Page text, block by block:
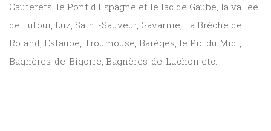
Cauterets, le Pont d'Espagne et le lac de Gaube, la vallée
de Lutour, Luz, Saint-Sauveur, Gavarnie, La Brèche de
Roland, Estaubé, Troumouse, Barèges, le Pic du Midi,
Bagnères-de-Bigorre, Bagnères-de-Luchon etc...